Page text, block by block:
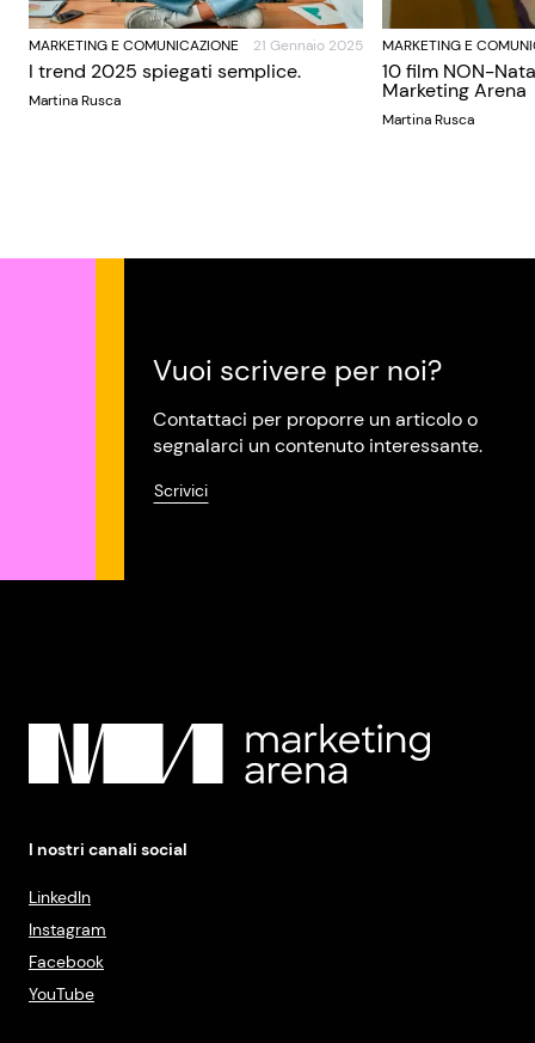
MARKETING E COMUNICAZIONE 21 Gennaio 2025
I trend 2025 spiegati semplice.
Martina Rusca
MARKETING E
10 film NON-
Marketing Arena
Martina Rusca
Vuoi scrivere per noi?
Contattaci per proporre un articolo o
segnalarci un contenuto interessante.
Scrivici
I nostri canali social
LinkedIn
Instagram
Facebook
YouTube